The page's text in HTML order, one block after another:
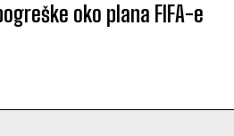
oko plana FIFA-e